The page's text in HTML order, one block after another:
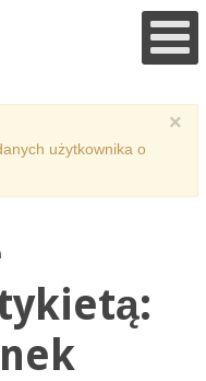
×
użytkownika o